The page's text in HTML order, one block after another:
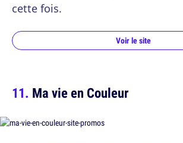
cette fois.
Voir le site
Ma vie en Couleur